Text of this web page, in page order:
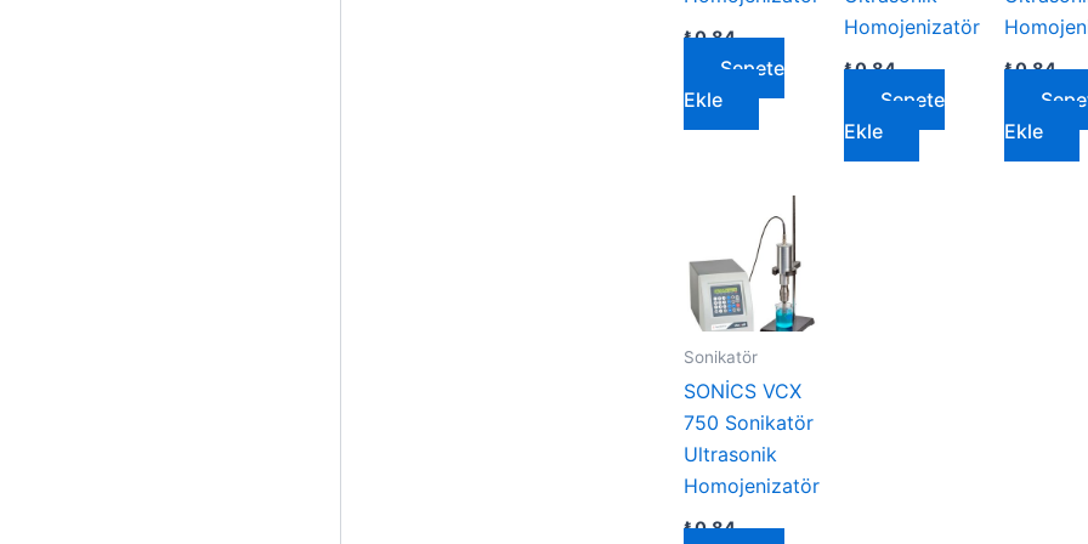
₺0,84
Sepete
Ekle
Homojenizatör
₺0,84
Sepete
Ekle
₺0,84
Ekle
Sonikatör
SONİCS VCX
750 Sonikatör
Ultrasonik
Homojenizatör
₺0,84